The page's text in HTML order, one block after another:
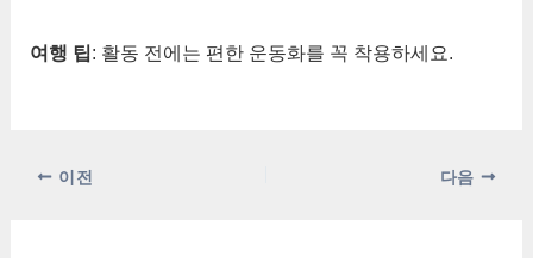
여행 팁: 활동 전에는 편한 운동화를 꼭 착용하세요.
이전 다음